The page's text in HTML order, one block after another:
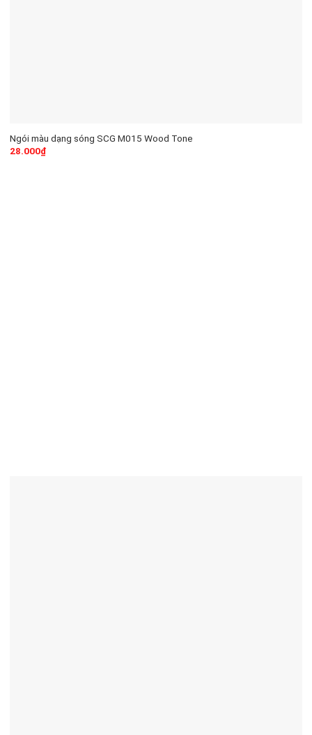
Ngói màu dạng sóng SCG M015 Wood Tone
28.000₫